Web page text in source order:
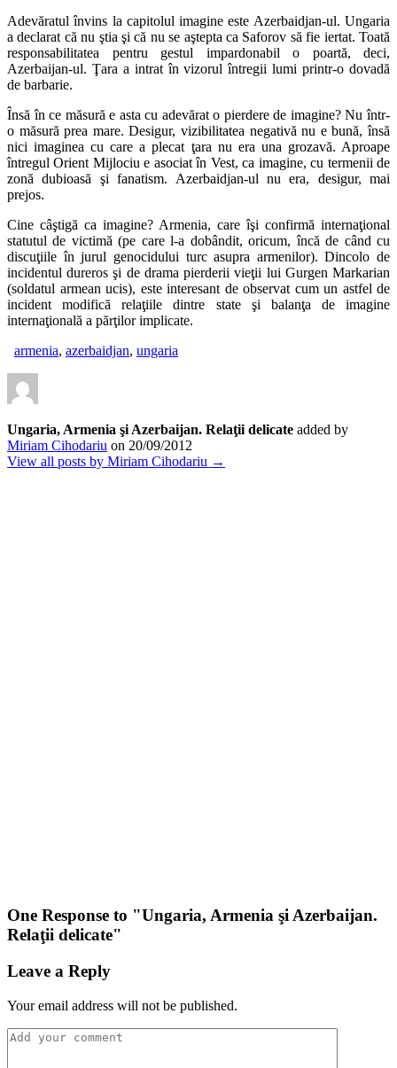
Adevăratul învins la capitolul imagine este Azerbaidjan-ul. Ungaria
a declarat că nu ştia şi că nu se aştepta ca Saforov să fie iertat. Toată
responsabilitatea pentru gestul impardonabil o poartă, deci,
Azerbaijan-ul. Ţara a intrat în vizorul întregii lumi printr-o dovadă
de barbarie.
Însă în ce măsură e asta cu adevărat o pierdere de imagine? Nu într-
o măsură prea mare. Desigur, vizibilitatea negativă nu e bună, însă
nici imaginea cu care a plecat ţara nu era una grozavă. Aproape
întregul Orient Mijlociu e asociat în Vest, ca imagine, cu termenii de
zonă dubioasă şi fanatism. Azerbaidjan-ul nu era, desigur, mai
prejos.
Cine câştigă ca imagine? Armenia, care îşi confirmă internaţional
statutul de victimă (pe care l-a dobândit, oricum, încă de când cu
discuţiile în jurul genocidului turc asupra armenilor). Dincolo de
incidentul dureros şi de drama pierderii vieţii lui Gurgen Markarian
(soldatul armean ucis), este interesant de observat cum un astfel de
incident modifică relaţiile dintre state şi balanţa de imagine
internaţională a părţilor implicate.
armenia, azerbaidjan, ungaria
Ungaria, Armenia şi Azerbaijan. Relaţii delicate added by
Miriam Cihodariu on 20/09/2012
View all posts by Miriam Cihodariu →
One Response to "Ungaria, Armenia şi Azerbaijan.
Relaţii delicate"
Leave a Reply
Your email address will not be published.